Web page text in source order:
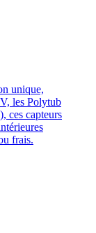
unique,
les Polytub
ces capteurs
frais.